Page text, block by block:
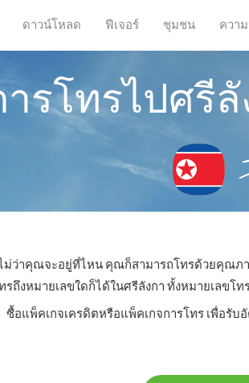
ดาวน์โหลด ฟีเจอร์ ชุมชน ควา
รโทรไปศรี
ม่ว่าคุณจะอยู่ที่ไหน คุณก็สามารถโทรด้วยคุณภา
ถึงหมายเลขใดก็ได้ในศรีลังกา ทั้งหมายเลขโ
ซื้อแพ็คเกจเครดิตหรือแพ็คเกจการโทร เพื่อรั